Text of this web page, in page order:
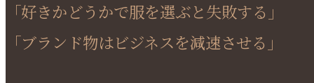
「好きかどうかで服を選ぶと失敗する」
「ブランド物はビジネスを減速させる」